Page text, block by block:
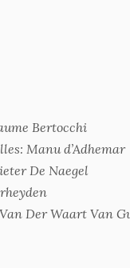
Bertocchi
Manu d’Adhemar
De Naegel
Der Waart Van